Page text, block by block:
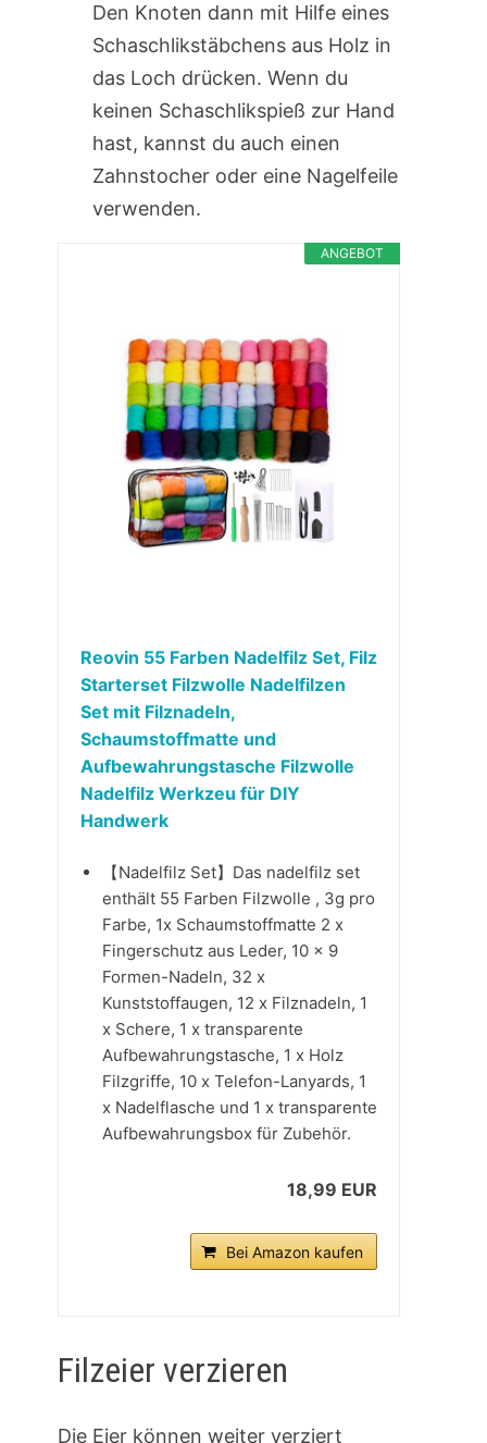
Den Knoten dann mit Hilfe eines
Schaschlikstäbchens aus Holz in
das Loch drücken. Wenn du
keinen Schaschlikspieß zur Hand
hast, kannst du auch einen
Zahnstocher oder eine Nagelfeile
verwenden.
ANGEBOT
Reovin 55 Farben Nadelfilz Set, Filz
Starterset Filzwolle Nadelfilzen
Set mit Filznadeln,
Schaumstoffmatte und
Aufbewahrungstasche Filzwolle
Nadelfilz Werkzeu für DIY
Handwerk
【Nadelfilz Set】Das nadelfilz set
enthält 55 Farben Filzwolle , 3g pro
Farbe, 1x Schaumstoffmatte 2 x
Fingerschutz aus Leder, 10 x 9
Formen-Nadeln, 32 x
Kunststoffaugen, 12 x Filznadeln, 1
x Schere, 1 x transparente
Aufbewahrungstasche, 1 x Holz
Filzgriffe, 10 x Telefon-Lanyards, 1
x Nadelflasche und 1 x transparente
Aufbewahrungsbox für Zubehör.
18,99 EUR
Bei Amazon kaufen
Filzeier verzieren
Die Eier können weiter verziert